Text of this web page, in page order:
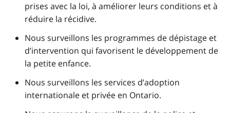
prises avec la loi, à améliorer leurs conditions et à
réduire la récidive.
Nous surveillons les programmes de dépistage et
d’intervention qui favorisent le développement de
la petite enfance.
Nous surveillons les services d’adoption
internationale et privée en Ontario.